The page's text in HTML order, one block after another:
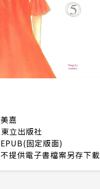
美嘉
東立出版社
EPUB(固定版面)
不提供電子書檔案另存下載